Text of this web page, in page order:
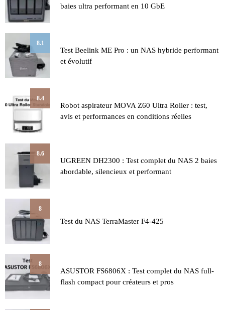
baies ultra performant en 10 GbE
8.1
Test Beelink ME Pro : un NAS hybride performant
et évolutif
8.4
Robot aspirateur MOVA Z60 Ultra Roller : test,
avis et performances en conditions réelles
8.6
UGREEN DH2300 : Test complet du NAS 2 baies
abordable, silencieux et performant
8
Test du NAS TerraMaster F4-425
8
ASUSTOR FS6806X : Test complet du NAS full-
flash compact pour créateurs et pros